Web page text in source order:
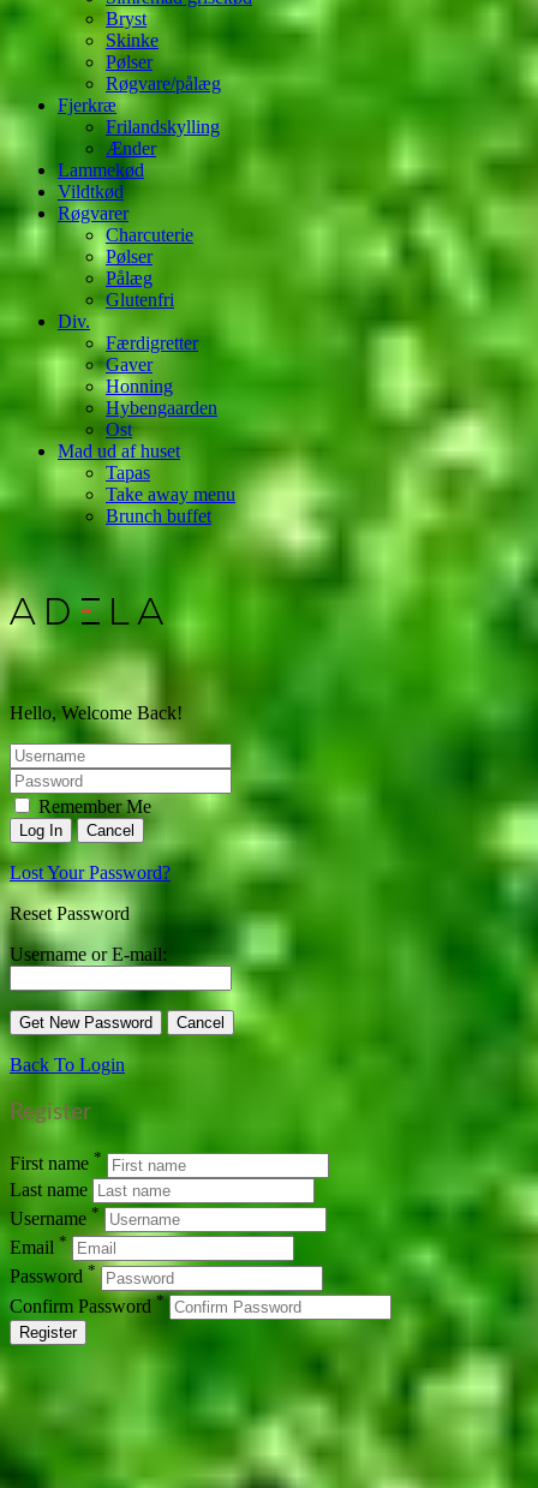
Bryst
Skinke
Pølser
Røgvare/pålæg
Fjerkræ
Frilandskylling
Ænder
Lammekød
Vildtkød
Røgvarer
Charcuterie
Pølser
Pålæg
Glutenfri
Div.
Færdigretter
Gaver
Honning
Hybengaarden
Ost
Mad ud af huset
Tapas
Take away menu
Brunch buffet
Hello, Welcome Back!
Remember Me
Lost Your Password?
Reset Password
Username or E-mail:
Back To Login
Register
First name *
Last name
Username *
Email *
Password *
Confirm Password *
Register